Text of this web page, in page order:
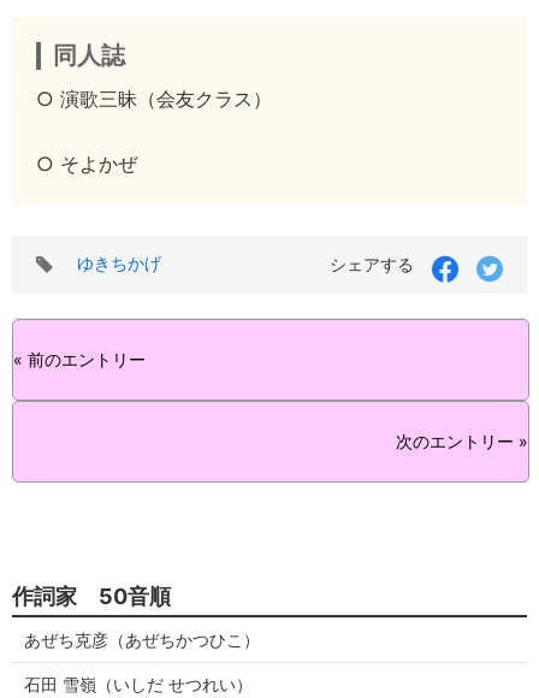
同人誌
○ 演歌三昧（会友クラス）
○ そよかぜ
タ
ゆきちかげ シェアする
« 前のエントリー
次のエントリー »
作詞家 50音順
あぜち克彦（あぜちかつひこ）
石田 雪嶺（いしだ せつれい）